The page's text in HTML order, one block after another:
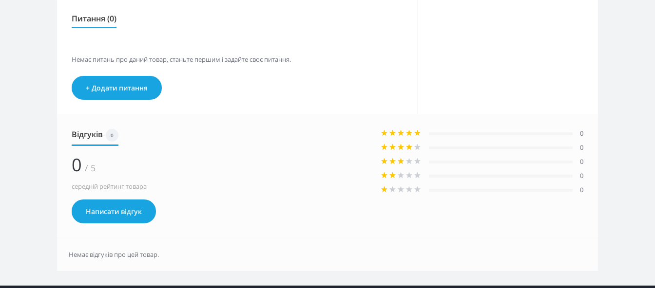
Питання (0)
Немає питань про даний товар, станьте першим і задайте своє питання.
+ Додати питання
Відгуків 0
0 / 5
середній рейтинг товара
Написати відгук
0
0
0
0
0
Немає відгуків про цей товар.